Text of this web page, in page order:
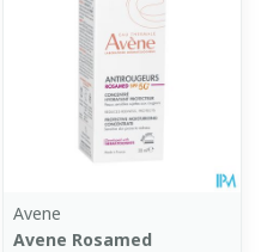
Avene
Avene Rosamed